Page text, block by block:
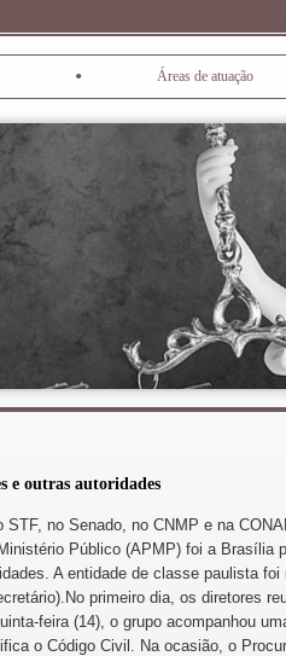
• Áreas de atuação
e outras autoridades
STF, no Senado, no CNMP e na
Público (APMP) foi a Brasília
A entidade de classe paulista foi
primeiro dia, os diretores
feira (14), o grupo acompanhou
o Código Civil. Na ocasião, o